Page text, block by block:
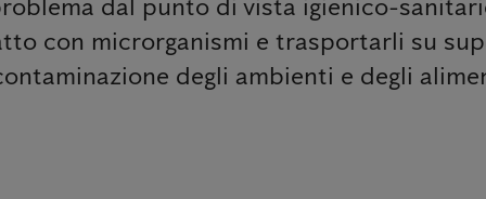
con microrganismi e trasportarli su
degli ambienti e degli